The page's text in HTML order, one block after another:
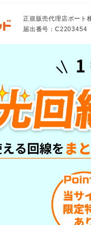
正規販売代理店ポート
届出番号：C2203454